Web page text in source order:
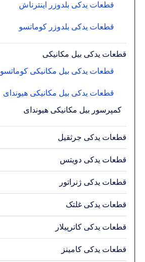
قطعات یدکی بلدوزر اینترناش
قطعات یدکی بلدوزر کوماتسو
قطعات یدکی بیل مکانیکی
قطعات یدکی بیل مکانیکی کوماتسو
قطعات یدکی بیل مکانیکی هیوندای
کمپرسور بیل مکانیکی هیوندای
قطعات یدکی جرثقیل
قطعات یدکی دویتس
قطعات یدکی ژنراتور
قطعات یدکی غلتک
قطعات یدکی کاترپیلار
قطعات یدکی کامینز